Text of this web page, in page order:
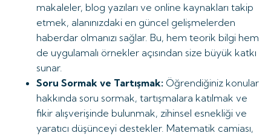
makaleler, blog yazıları ve online kaynakları takip
etmek, alanınızdaki en güncel gelişmelerden
haberdar olmanızı sağlar. Bu, hem teorik bilgi hem
de uygulamalı örnekler açısından size büyük katkı
sunar.
Soru Sormak ve Tartışmak: Öğrendiğiniz konular
hakkında soru sormak, tartışmalara katılmak ve
fikir alışverişinde bulunmak, zihinsel esnekliği ve
yaratıcı düşünceyi destekler. Matematik camiası,